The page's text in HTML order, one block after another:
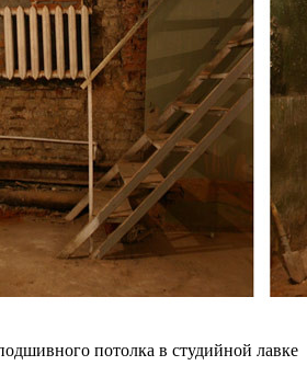
потолка в студийной лавке